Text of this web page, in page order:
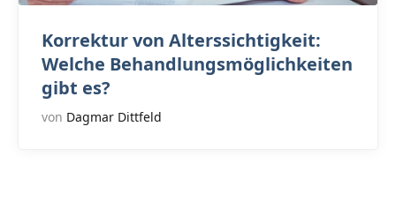
Korrektur von Alterssichtigkeit:
Welche Behandlungsmöglichkeiten
gibt es?
von Dagmar Dittfeld